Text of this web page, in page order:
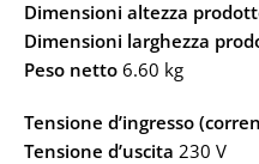
Dimensioni altezza
Dimensioni larghezza
Peso netto 6.60 kg
Tensione d’ingresso
Tensione d’uscita 230 V